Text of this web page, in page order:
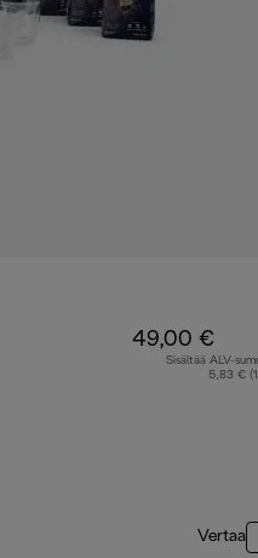
49,00 €
Sisältää ALV-
5,83 €
Vertaa